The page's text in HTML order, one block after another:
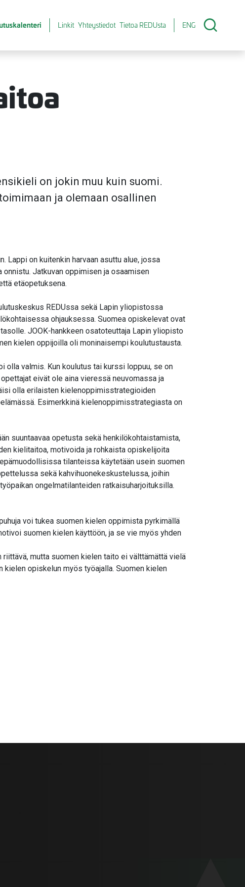
Linkit Yhteystiedot Tietoa REDUsta ENG
on jokin muu kuin suomi.
ja olemaan osallinen
Lappi on kuitenkin harvaan asuttu alue, jossa
Jatkuvan oppimisen ja osaamisen
etäopetuksena.
REDUssa sekä Lapin yliopistossa
ohjauksessa. Suomea opiskelevat ovat
JOOK-hankkeen osatoteuttaja Lapin yliopisto
kielen oppijoilla oli moninaisempi koulutustausta.
olla valmis. Kun koulutus tai kurssi loppuu, se on
eivät ole aina vieressä neuvomassa ja
olla erilaisten kielenoppimisstrategioiden
Esimerkkinä kielenoppimisstrategiasta on
suuntaavaa opetusta sekä henkilökohtaistamista,
kielitaitoa, motivoida ja rohkaista opiskelijoita
tilanteissa käytetään usein suomen
sekä kahvihuonekeskustelussa, joihin
ongelmatilanteiden ratkaisuharjoituksilla.
voi tukea suomen kielen oppimista pyrkimällä
suomen kielen käyttöön, ja se vie myös yhden
mutta suomen kielen taito ei välttämättä vielä
opiskelun myös työajalla. Suomen kielen